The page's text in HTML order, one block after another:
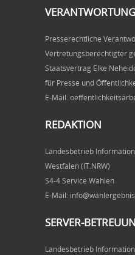
VERANTWORTUNG
Presserechtliche
Vertretungsberechtigter
Staatsvertrag Elke
für Presse und
E-Mail:
REDAKTION
Landesbetrieb
Westfalen (IT.NRW)
S4-4 Service Wahlen
E-Mail:
SERVER-
Landesbetrieb